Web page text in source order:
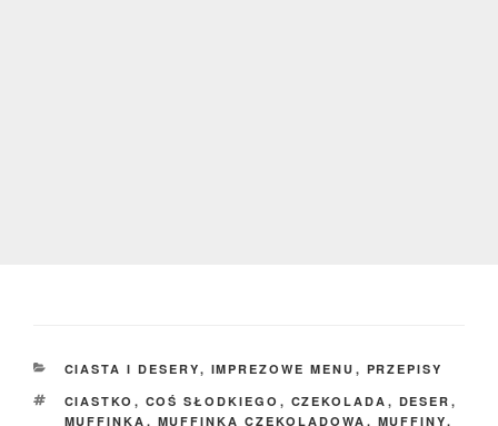
KATEGORIE
CIASTA I DESERY, IMPREZOWE MENU , PRZEPISY
TAGI
CIASTKO , COŚ SŁODKIEGO , CZEKOLADA , DESER ,
MUFFINKA , MUFFINKA CZEKOLADOWA , MUFFINY,